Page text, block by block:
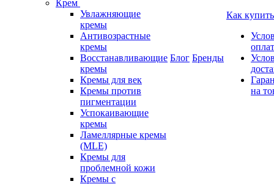
Крем
Увлажняющие
кремы
Антивозрастные
кремы
Восстанавливающие
кремы
Кремы для век
Кремы против
пигментации
Успокаивающие
кремы
Ламеллярные кремы
(MLE)
Кремы для
проблемной кожи
Кремы с
Блог Бренды
Как купить
на